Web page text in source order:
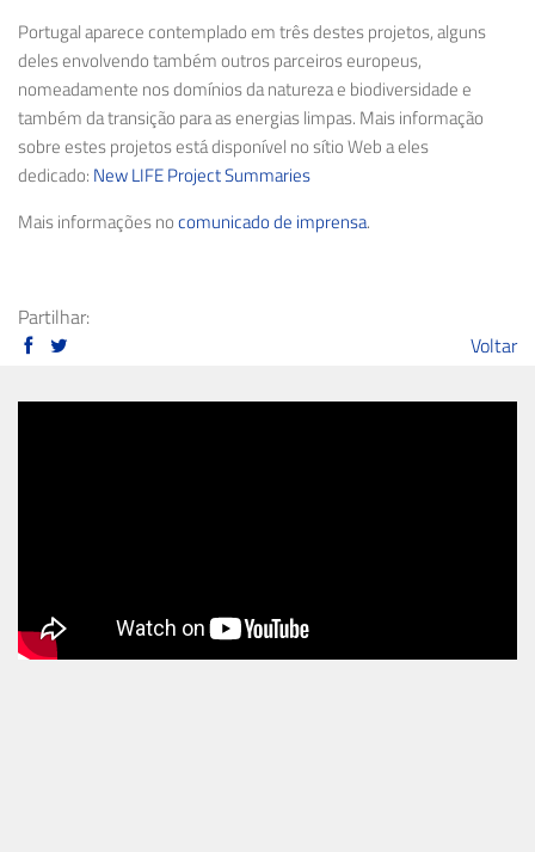
Portugal aparece contemplado em três destes projetos, alguns
deles envolvendo também outros parceiros europeus,
nomeadamente nos domínios da natureza e biodiversidade e
também da transição para as energias limpas. Mais informação
sobre estes projetos está disponível no sítio Web a eles
dedicado: New LIFE Project Summaries
Mais informações nocomunicado de imprensa.
Partilhar:
Voltar